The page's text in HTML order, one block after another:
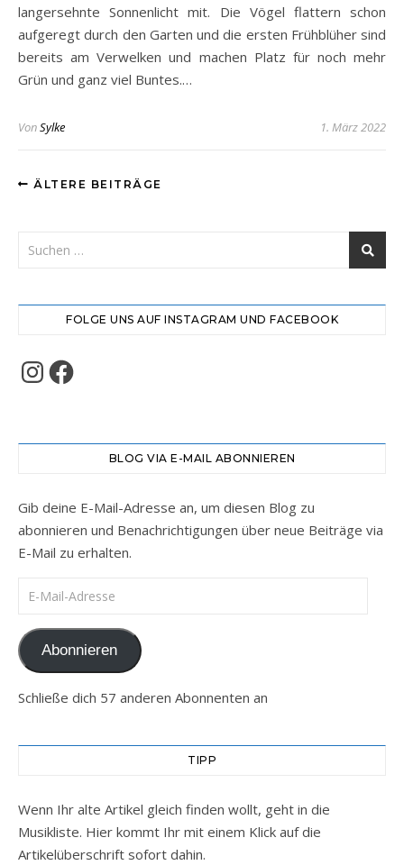
langersehnte Sonnenlicht mit. Die Vögel flattern schon
aufgeregt durch den Garten und die ersten Frühblüher sind
bereits am Verwelken und machen Platz für noch mehr
Grün und ganz viel Buntes.…
VonSylke 1. März 2022
ÄLTERE BEITRÄGE
FOLGE UNS AUF INSTAGRAM UND FACEBOOK
Instagram
Facebook
BLOG VIA E-MAIL ABONNIEREN
Gib deine E-Mail-Adresse an, um diesen Blog zu
abonnieren und Benachrichtigungen über neue Beiträge via
E-Mail zu erhalten.
E-Mail-Adresse
Abonnieren
Schließe dich 57 anderen Abonnenten an
TIPP
Wenn Ihr alte Artikel gleich finden wollt, geht in die
Musikliste. Hier kommt Ihr mit einem Klick auf die
Artikelüberschrift sofort dahin.